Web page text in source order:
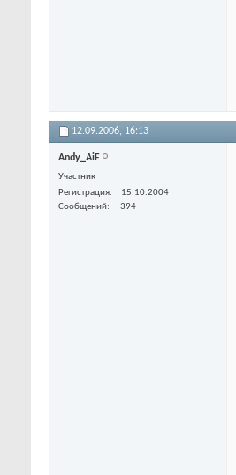
12.09.2006, 16:13
Andy_AiF
Участник
Регистрация
15.10.2004
Сообщений
394